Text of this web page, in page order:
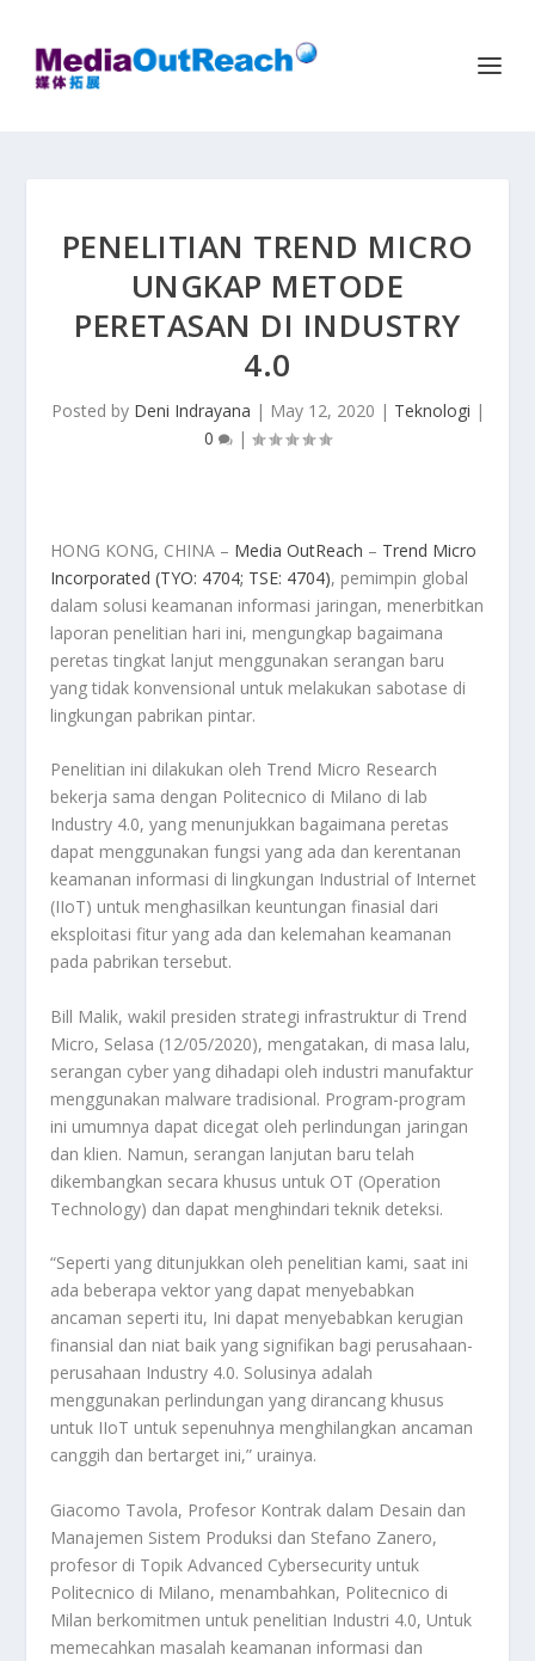
PENELITIAN TREND MICRO
UNGKAP METODE
PERETASAN DI INDUSTRY
4.0
Posted by Deni Indrayana | May 12, 2020 | Teknologi |
0
|
HONG KONG, CHINA – Media OutReach – Trend Micro
Incorporated (TYO: 4704; TSE: 4704), pemimpin global
dalam solusi keamanan informasi jaringan, menerbitkan
laporan penelitian hari ini, mengungkap bagaimana
peretas tingkat lanjut menggunakan serangan baru
yang tidak konvensional untuk melakukan sabotase di
lingkungan pabrikan pintar.
Penelitian ini dilakukan oleh Trend Micro Research
bekerja sama dengan Politecnico di Milano di lab
Industry 4.0, yang menunjukkan bagaimana peretas
dapat menggunakan fungsi yang ada dan kerentanan
keamanan informasi di lingkungan Industrial of Internet
(IIoT) untuk menghasilkan keuntungan finasial dari
eksploitasi fitur yang ada dan kelemahan keamanan
pada pabrikan tersebut.
Bill Malik, wakil presiden strategi infrastruktur di Trend
Micro, Selasa (12/05/2020), mengatakan, di masa lalu,
serangan cyber yang dihadapi oleh industri manufaktur
menggunakan malware tradisional. Program-program
ini umumnya dapat dicegat oleh perlindungan jaringan
dan klien. Namun, serangan lanjutan baru telah
dikembangkan secara khusus untuk OT (Operation
Technology) dan dapat menghindari teknik deteksi.
“Seperti yang ditunjukkan oleh penelitian kami, saat ini
ada beberapa vektor yang dapat menyebabkan
ancaman seperti itu, Ini dapat menyebabkan kerugian
finansial dan niat baik yang signifikan bagi perusahaan-
perusahaan Industry 4.0. Solusinya adalah
menggunakan perlindungan yang dirancang khusus
untuk IIoT untuk sepenuhnya menghilangkan ancaman
canggih dan bertarget ini,” urainya.
Giacomo Tavola, Profesor Kontrak dalam Desain dan
Manajemen Sistem Produksi dan Stefano Zanero,
profesor di Topik Advanced Cybersecurity untuk
Politecnico di Milano, menambahkan, Politecnico di
Milan berkomitmen untuk penelitian Industri 4.0, Untuk
memecahkan masalah keamanan informasi dan